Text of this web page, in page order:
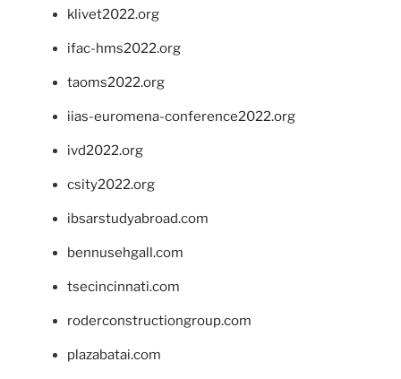
klivet2022.org
ifac-hms2022.org
taoms2022.org
iias-euromena-conference2022.org
ivd2022.org
csity2022.org
ibsarstudyabroad.com
bennusehgall.com
tsecincinnati.com
roderconstructiongroup.com
plazabatai.com